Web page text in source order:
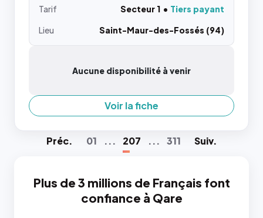
Tarif Secteur 1
Tiers payant
Lieu
Saint-Maur-des-Fossés (94)
Aucune disponibilité à venir
Voir la fiche
Préc. 01 ... 207 ... 311 Suiv.
Plus de 3 millions de Français font
confiance à Qare